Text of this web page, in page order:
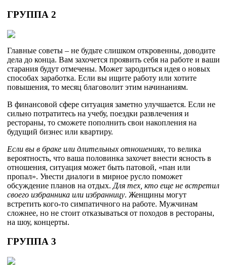
ГРУППА 2
Главные советы – не будьте слишком откровенны, доводите
дела до конца. Вам захочется проявить себя на работе и ваши
старания будут отмечены. Может зародиться идея о новых
способах заработка. Если вы ищите работу или хотите
повышения, то месяц благоволит этим начинаниям.
В финансовой сфере ситуация заметно улучшается. Если не
сильно потратитесь на учебу, поездки развлечения и
рестораны, то сможете пополнить свои накопления на
будущий бизнес или квартиру.
Если вы в браке или длительных отношениях, то велика
вероятность, что ваша половинка захочет внести ясность в
отношения, ситуация может быть патовой, «пан или
пропал». Увести диалоги в мирное русло поможет
обсуждение планов на отдых. Для тех, кто еще не встретил
своего избранника или избранницу. Женщины могут
встретить кого-то симпатичного на работе. Мужчинам
сложнее, но не стоит отказываться от походов в рестораны,
на шоу, концерты.
ГРУППА 3